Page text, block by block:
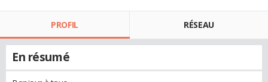
PROFIL RÉSEAU
En résumé